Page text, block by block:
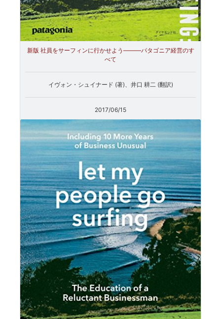
新版 社員をサーフィンに行かせよう―――パタゴニア経営のす
べて
イヴォン・シュイナード (著)、井口 耕二 (翻訳)
2017/06/15